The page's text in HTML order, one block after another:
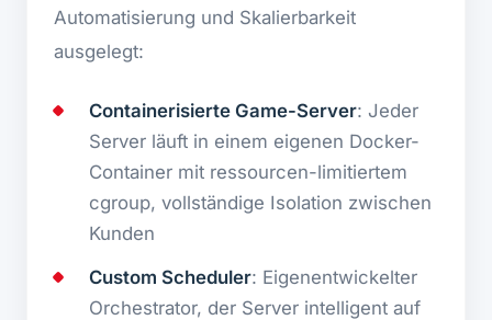
Automatisierung und Skalierbarkeit
ausgelegt:
Containerisierte Game-Server: Jeder
Server läuft in einem eigenen Docker-
Container mit ressourcen-limitiertem
cgroup, vollständige Isolation zwischen
Kunden
Custom Scheduler: Eigenentwickelter
Orchestrator, der Server intelligent auf